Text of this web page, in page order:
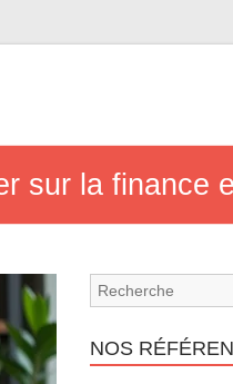
sur la finance
NOS